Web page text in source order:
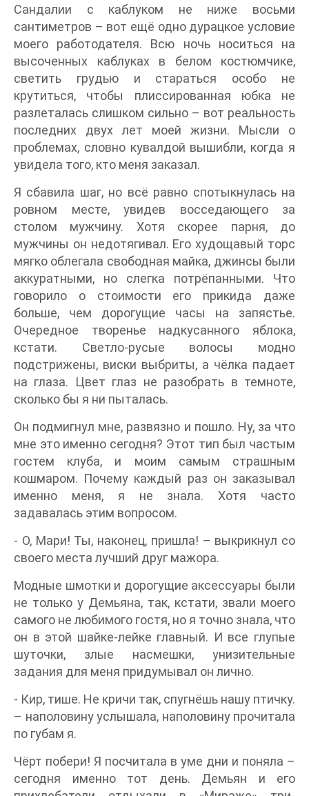
Сандалии с каблуком не ниже восьми
сантиметров – вот ещё одно дурацкое условие
моего работодателя. Всю ночь носиться на
высоченных каблуках в белом костюмчике,
светить грудью и стараться особо не
крутиться, чтобы плиссированная юбка не
разлеталась слишком сильно – вот реальность
последних двух лет моей жизни. Мысли о
проблемах, словно кувалдой вышибли, когда я
увидела того, кто меня заказал.
Я сбавила шаг, но всё равно спотыкнулась на
ровном месте, увидев восседающего за
столом мужчину. Хотя скорее парня, до
мужчины он недотягивал. Его худощавый торс
мягко облегала свободная майка, джинсы были
аккуратными, но слегка потрёпанными. Что
говорило о стоимости его прикида даже
больше, чем дорогущие часы на запястье.
Очередное творенье надкусанного яблока,
кстати. Светло-русые волосы модно
подстрижены, виски выбриты, а чёлка падает
на глаза. Цвет глаз не разобрать в темноте,
сколько бы я ни пыталась.
Он подмигнул мне, развязно и пошло. Ну, за что
мне это именно сегодня? Этот тип был частым
гостем клуба, и моим самым страшным
кошмаром. Почему каждый раз он заказывал
именно меня, я не знала. Хотя часто
задавалась этим вопросом.
- О, Мари! Ты, наконец, пришла! – выкрикнул со
своего места лучший друг мажора.
Модные шмотки и дорогущие аксессуары были
не только у Демьяна, так, кстати, звали моего
самого не любимого гостя, но я точно знала, что
он в этой шайке-лейке главный. И все глупые
шуточки, злые насмешки, унизительные
задания для меня придумывал он лично.
- Кир, тише. Не кричи так, спугнёшь нашу птичку.
– наполовину услышала, наполовину прочитала
по губам я.
Чёрт побери! Я посчитала в уме дни и поняла –
сегодня именно тот день. Демьян и его